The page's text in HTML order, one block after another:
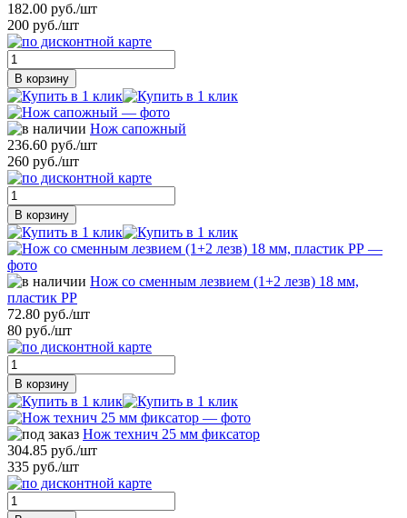
182.00 руб./шт
200 руб./шт
В корзину
Нож сапожный
236.60 руб./шт
260 руб./шт
В корзину
Нож со сменным лезвием (1+2 лезв) 18 мм,
пластик РР
72.80 руб./шт
80 руб./шт
В корзину
Нож технич 25 мм фиксатор
304.85 руб./шт
335 руб./шт